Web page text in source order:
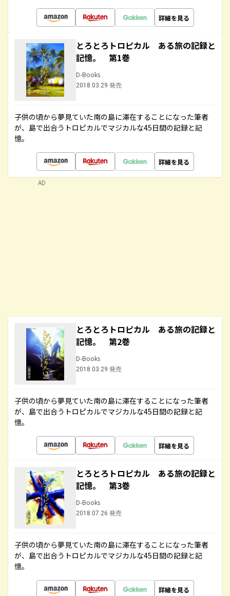
詳細を見る
とろとろトロピカル ある旅の記録と
記憶。 第1巻
D-Books
2018.03.29 発売
子供の頃から夢見ていた南の島に滞在することになった筆者
が、島で出合うトロピカルでマジカルな45日間の記録と記
憶。
詳細を見る
とろとろトロピカル ある旅の記録と
記憶。 第2巻
D-Books
2018.03.29 発売
子供の頃から夢見ていた南の島に滞在することになった筆者
が、島で出合うトロピカルでマジカルな45日間の記録と記
憶。
詳細を見る
とろとろトロピカル ある旅の記録と
記憶。 第3巻
D-Books
2018.07.26 発売
子供の頃から夢見ていた南の島に滞在することになった筆者
が、島で出合うトロピカルでマジカルな45日間の記録と記
憶。
詳細を見る
AD